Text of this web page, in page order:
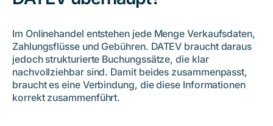
Im Onlinehandel entstehen jede Menge Verkaufsdaten,
Zahlungsflüsse und Gebühren. DATEV braucht daraus
jedoch strukturierte Buchungssätze, die klar
nachvollziehbar sind. Damit beides zusammenpasst,
braucht es eine Verbindung, die diese Informationen
korrekt zusammenführt.